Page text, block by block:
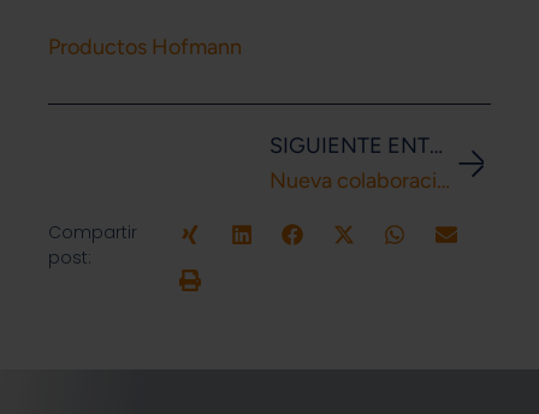
Productos Hofmann
SIGUIENTE ENTRADA
Nueva colaboración: Cooperación con deineMaschine
Compartir
post: